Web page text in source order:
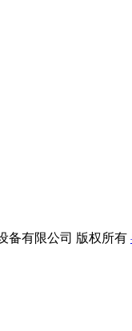
备有限公司 版权所有